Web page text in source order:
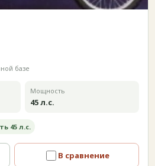
базе
Мощность
45 л.с.
45 л.с.
В сравнение